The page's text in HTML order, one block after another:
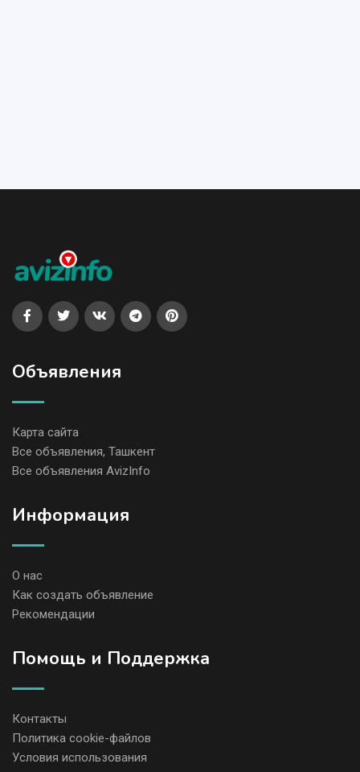
Объявления
Карта сайта
Все объявления, Ташкент
Все объявления AvizInfo
Информация
О нас
Как создать объявление
Рекомендации
Помощь и Поддержка
Контакты
Политика cookie-файлов
Условия использования